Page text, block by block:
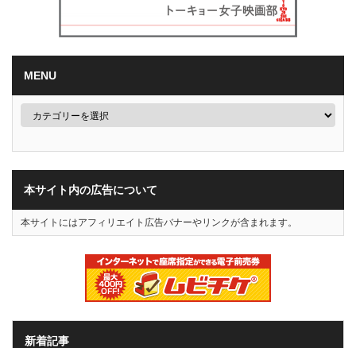
MENU
本サイト内の広告について
本サイトにはアフィリエイト広告バナーやリンクが含まれます。
新着記事